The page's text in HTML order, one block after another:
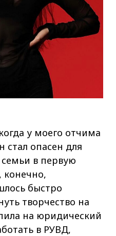
у моего отчима
стал опасен для
в первую
конечно,
быстро
творчество на
на юридический
в РУВД,